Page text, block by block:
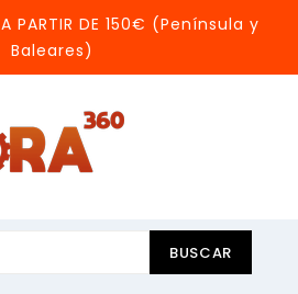
PARTIR DE 150€ (Península y
Baleares)
BUSCAR